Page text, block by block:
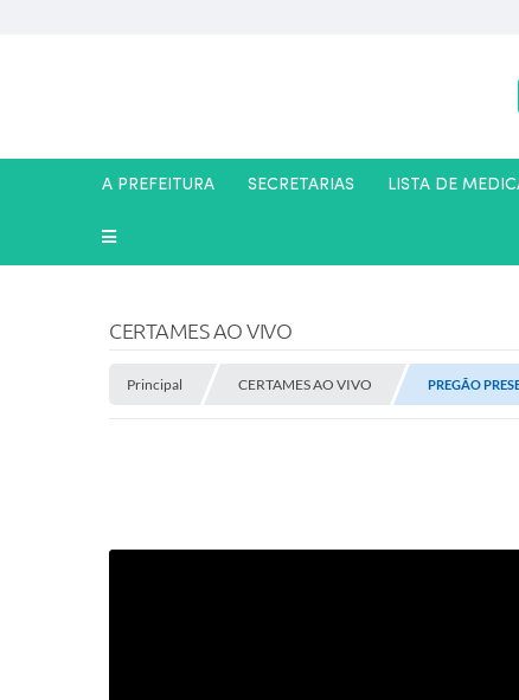
A PREFEITURA SECRETARIAS LISTA DE
CERTAMES AO VIVO
Principal CERTAMES AO VIVO PREGÃO